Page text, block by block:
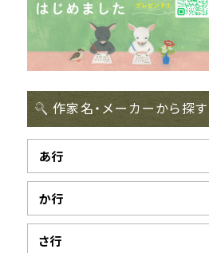
作家名・メーカーから探す
あ行
か行
さ行